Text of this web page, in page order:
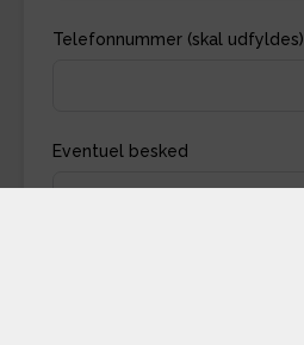
Telefonnummer (skal udfyldes)
Eventuel besked